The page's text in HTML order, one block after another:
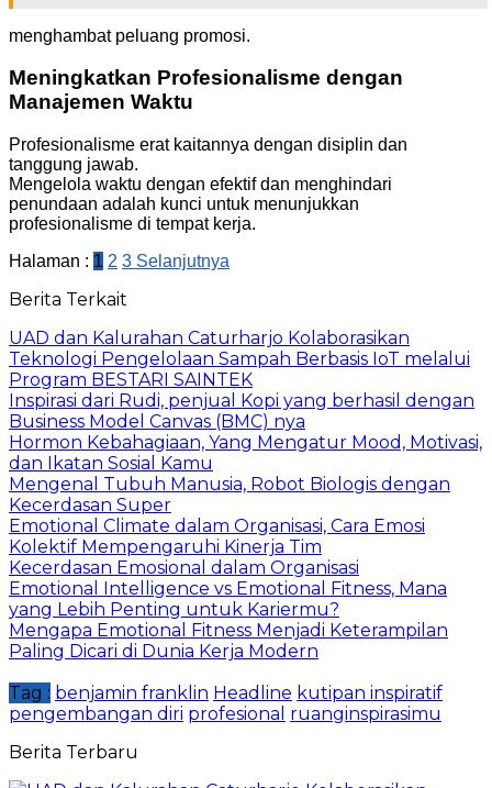
menghambat peluang promosi.
Meningkatkan Profesionalisme dengan
Manajemen Waktu
Profesionalisme erat kaitannya dengan disiplin dan
tanggung jawab.
Mengelola waktu dengan efektif dan menghindari
penundaan adalah kunci untuk menunjukkan
profesionalisme di tempat kerja.
Halaman : 1 2 3 Selanjutnya
Berita Terkait
UAD dan Kalurahan Caturharjo Kolaborasikan
Teknologi Pengelolaan Sampah Berbasis IoT melalui
Program BESTARI SAINTEK
Inspirasi dari Rudi, penjual Kopi yang berhasil dengan
Business Model Canvas (BMC) nya
Hormon Kebahagiaan, Yang Mengatur Mood, Motivasi,
dan Ikatan Sosial Kamu
Mengenal Tubuh Manusia, Robot Biologis dengan
Kecerdasan Super
Emotional Climate dalam Organisasi, Cara Emosi
Kolektif Mempengaruhi Kinerja Tim
Kecerdasan Emosional dalam Organisasi
Emotional Intelligence vs Emotional Fitness, Mana
yang Lebih Penting untuk Kariermu?
Mengapa Emotional Fitness Menjadi Keterampilan
Paling Dicari di Dunia Kerja Modern
Tag : benjamin franklin Headline kutipan inspiratif
pengembangan diri profesional ruanginspirasimu
Berita Terbaru